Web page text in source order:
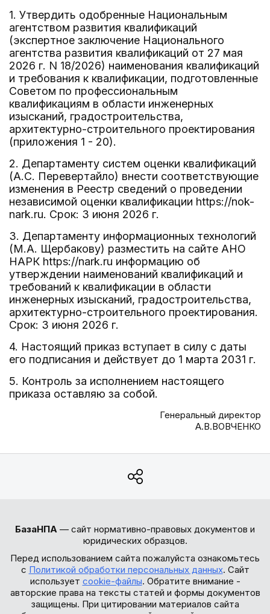
1. Утвердить одобренные Национальным
агентством развития квалификаций
(экспертное заключение Национального
агентства развития квалификаций от 27 мая
2026 г. N 18/2026) наименования квалификаций
и требования к квалификации, подготовленные
Советом по профессиональным
квалификациям в области инженерных
изысканий, градостроительства,
архитектурно-строительного проектирования
(приложения 1 - 20).
2. Департаменту систем оценки квалификаций
(А.С. Перевертайло) внести соответствующие
изменения в Реестр сведений о проведении
независимой оценки квалификации https://nok-
nark.ru. Срок: 3 июня 2026 г.
3. Департаменту информационных технологий
(М.А. Щербакову) разместить на сайте АНО
НАРК https://nark.ru информацию об
утверждении наименований квалификаций и
требований к квалификации в области
инженерных изысканий, градостроительства,
архитектурно-строительного проектирования.
Срок: 3 июня 2026 г.
4. Настоящий приказ вступает в силу с даты
его подписания и действует до 1 марта 2031 г.
5. Контроль за исполнением настоящего
приказа оставляю за собой.
Генеральный директор
А.В.ВОВЧЕНКО
БазаНПА — сайт нормативно-правовых документов и
юридических образцов.
Перед использованием сайта пожалуйста ознакомьтесь
с Политикой обработки персональных данных. Сайт
использует cookie-файлы. Обратите внимание -
авторские права на тексты статей и формы документов
защищены. При цитировании материалов сайта